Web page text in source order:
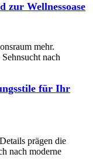
zur Wellnessoase
mehr.
nach
für Ihr
prägen die
nach moderne